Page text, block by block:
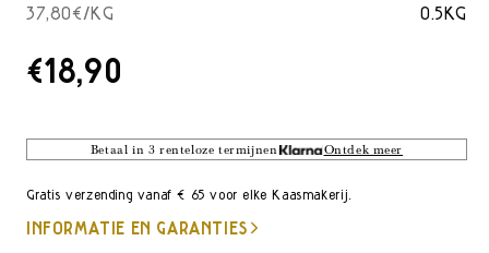
37,80€/KG 0.5KG
CATALOGUSPRIJS
€18,90
Betaal in 3 renteloze termijnen Ontdek meer
Gratis verzending vanaf € 65 voor elke Kaasmakerij.
INFORMATIE EN GARANTIES